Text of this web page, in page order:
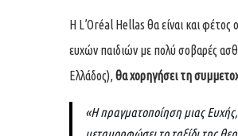
Η L’Oréal Hellas θα είναι και φέτος
ευχών παιδιών με πολύ σοβαρές
Ελλάδος),θα χορηγήσει τη
«Η πραγματοποίηση μιας